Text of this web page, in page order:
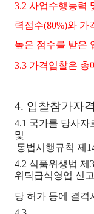
3.2 사업수행능력
력점수(80%)와 가
높은 점수를 받은
3.3 가격입찰은 총
4. 입찰참가자격
4.1 국가를 당사자
및
동법시행규칙 제
4.2 식품위생법 제
위탁급식영업 신
당 허가 등에 결격